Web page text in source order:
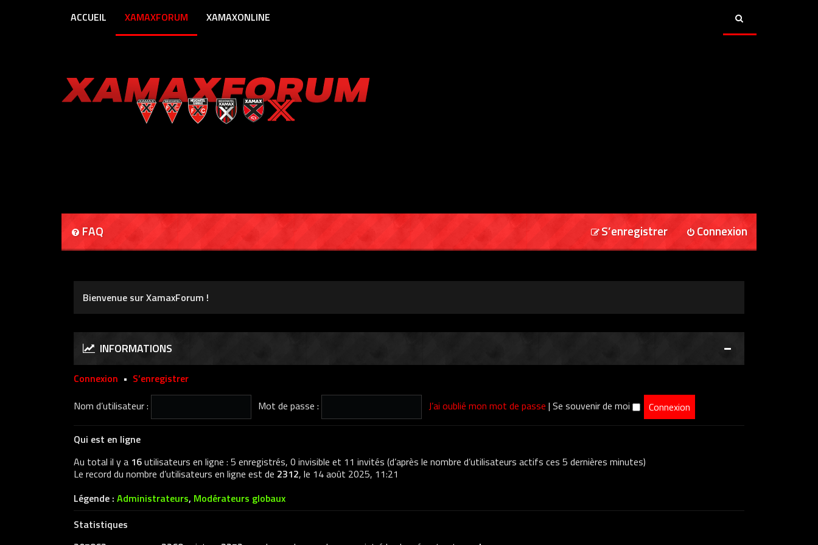
ACCUEIL XAMAXFORUM XAMAXONLINE
FAQ Connexion
S’enregistrer
Bienvenue sur XamaxForum !
INFORMATIONS
Connexion • S’enregistrer
Nom d’utilisateur :
Mot de passe : J’ai oublié mon mot de passe | Se souvenir de moi
Qui est en ligne
Au total il y a 16utilisateurs en ligne : 5 enregistrés, 0 invisible et 11 invités (d’après le nombre d’utilisateurs actifs ces 5 dernières minutes)
Le record du nombre d’utilisateurs en ligne est de 2312, le 14 août 2025, 11:21
Légende : Administrateurs, Modérateurs globaux
Statistiques